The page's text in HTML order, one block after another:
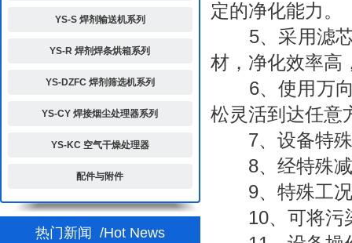
YS-S 焊剂输送机系列
YS-R 焊剂焊条烘箱系列
YS-DZFC 焊剂筛选机系列
YS-CY 焊接烟尘处理器系列
YS-KC 空气干燥处理器
配件与附件
热门新闻 /Hot News
定的净化能力。
5、采用滤芯
材，净化效率高
6、使用万向
松灵活到达任意
7、设备特殊
8、经特殊减
9、特殊工况
10、可将污染